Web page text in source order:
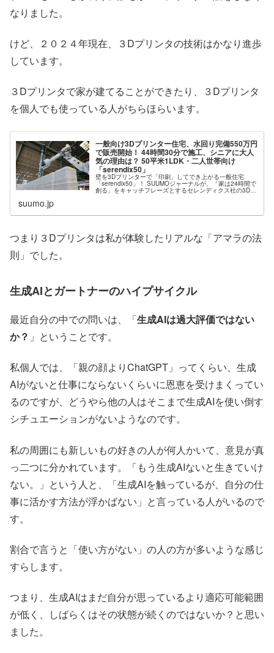
なりました。
けど、２０２４年現在、３Dプリンタの技術はかなり進歩
しています。
３Dプリンタで家が建てることができたり、３Dプリンタ
を個人でも使っている人がちらほらいます。
一般向け3Dプリンター住宅、水回り完備550万円
で販売開始！ 44時間30分で施工、シニアに大人
気の理由は？ 50平米1LDK・二人世帯向け
「serendix50」
壁を3Dプリンターで「印刷」してでき上がる一般住宅
「serendix50」！ SUUMOジャーナルが、「家は24時間で
創る」をキャッチフレーズとするセレンディクス社の3Dプ
suumo.jp
つまり３Dプリンタは私が体験したリアルな「アマラの法
則」でした。
生成AIとガートナーのハイプサイクル
最近自分の中での問いは、「生成AIは過大評価ではない
か？ 」ということです。
私個人では、「親の顔よりChatGPT」ってくらい、生成
AIがないと仕事にならないくらいに恩恵を受けまくってい
るのですが、どうやら他の人はそこまで生成AIを使い倒す
シチュエーションがないようなのです。
私の周囲にも新しいもの好きの人が何人かいて、意見が真
っ二つに分かれています。「もう生成AIないと生きていけ
ない。」という人と、「生成AIを触っているが、自分の仕
事に活かす方法が浮かばない」と言っている人がいるので
す。
割合で言うと「使い方がない」の人の方が多いような感じ
すらします。
つまり、生成AIはまだ自分が思っているより適応可能範囲
が低く、しばらくはその状態が続くのではないか？と思い
ました。